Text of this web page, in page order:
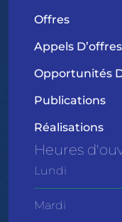
Offres
Appels D’offres
Opportunités
Publications
Réalisations
Heures
Lundi
Mardi